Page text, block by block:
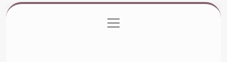
Gizlilik Politikası
menüyü
aç